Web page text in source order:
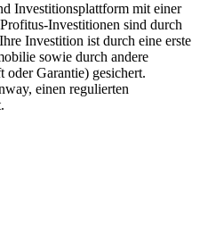
Investitionsplattform mit einer
Investitionen sind durch
Investition ist durch eine erste
sowie durch andere
oder Garantie) gesichert.
einen regulierten